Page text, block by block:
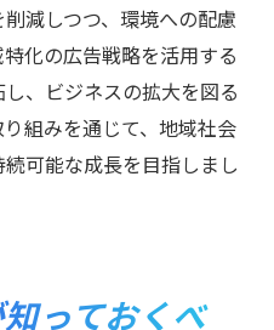
減しつつ、環境への配慮
化の広告戦略を活用する
、ビジネスの拡大を図る
組みを通じて、地域社会
可能な成長を目指しまし
っておくべ